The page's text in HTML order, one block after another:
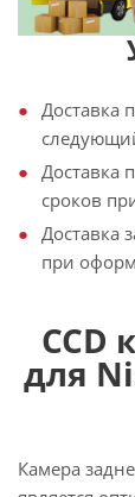
Доставка
Доставка
сроков
Доставка
при
CCD
для
Камера